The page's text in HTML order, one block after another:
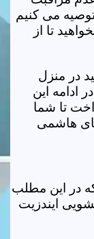
می کنیم
تا از
در منزل
ادامه این
تا شما
در این مطلب
ایندزیت